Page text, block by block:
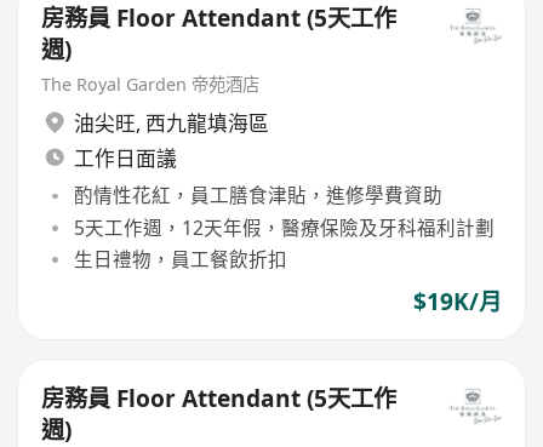
房務員 Floor Attendant (5天工作
週)
The Royal Garden 帝苑酒店
油尖旺, 西九龍填海區
工作日面議
酌情性花紅，員工膳食津貼，進修學費資助
5天工作週，12天年假，醫療保險及牙科福利計劃
生日禮物，員工餐飲折扣
$19K/月
房務員 Floor Attendant (5天工作
週)